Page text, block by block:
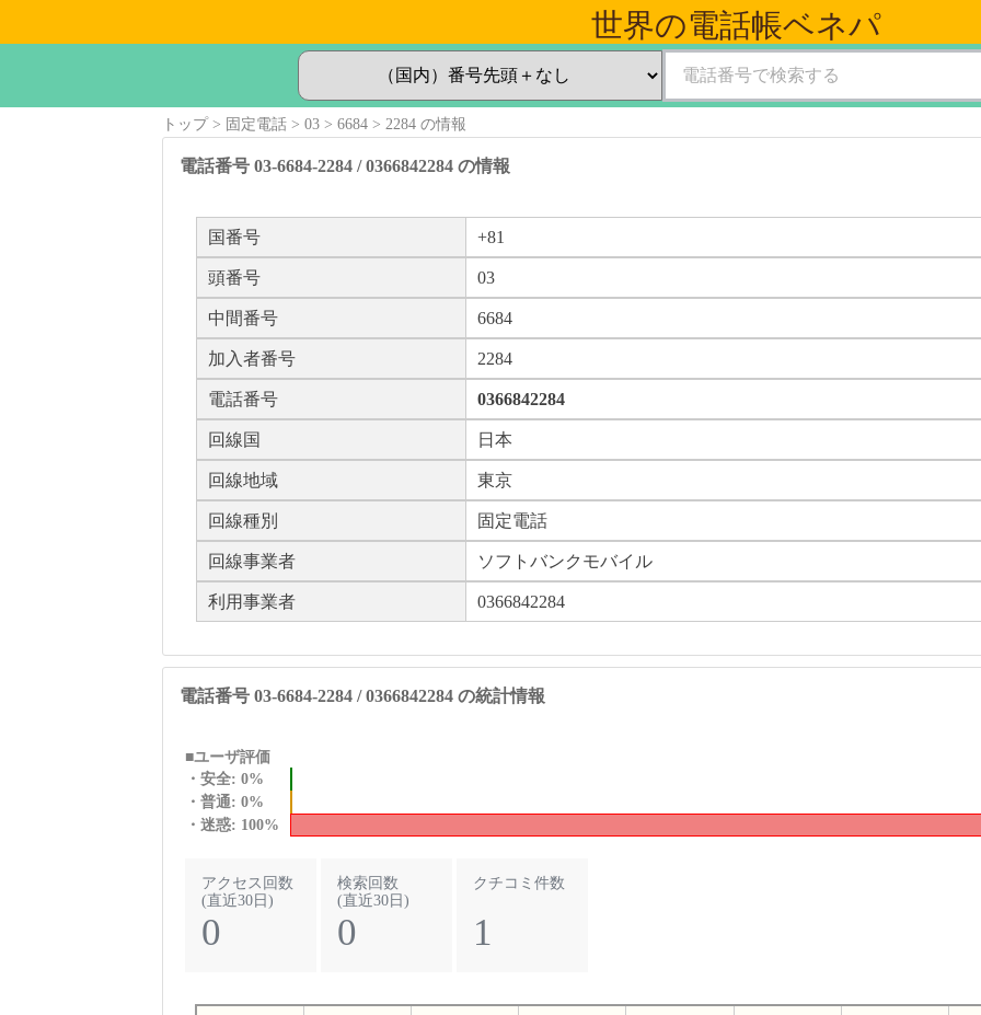
世界の電話帳ベネパ
トップ 固定電話 03 6684 2284 の情報
電話番号 03-6684-2284 / 0366842284 の情報
国番号 +81
頭番号 03
中間番号 6684
加入者番号 2284
電話番号 0366842284
回線国 日本
回線地域 東京
回線種別 固定電話
回線事業者 ソフトバンクモバイル
利用事業者 0366842284
電話番号 03-6684-2284 / 0366842284 の統計情報
■ユーザ評価
・安全: 0%
・普通: 0%
・迷惑: 100%
アクセス回数
(直近30日)
0
検索回数
(直近30日)
0
クチコミ件数
1